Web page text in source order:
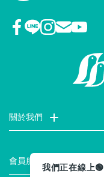
關於我們
會員服務 我們正在線上🟢